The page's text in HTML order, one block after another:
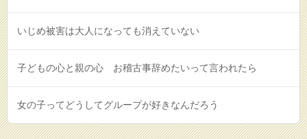
いじめ被害は大人になっても消えていない
子どもの心と親の心 お稽古事辞めたいって言われたら
女の子ってどうしてグループが好きなんだろう